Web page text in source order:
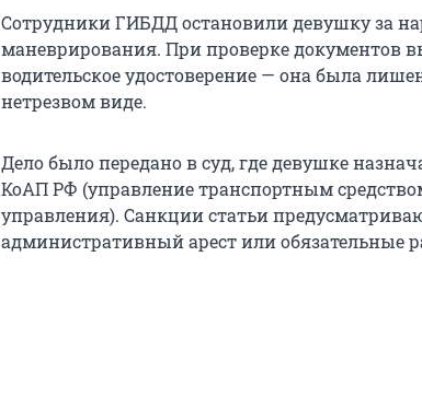
Сотрудники ГИБДД остановили девушку за
маневрирования. При проверке документов
водительское удостоверение — она была
нетрезвом виде.
Дело было передано в суд, где девушке
КоАП РФ (управление транспортным
управления). Санкции статьи
административный арест или обязательные